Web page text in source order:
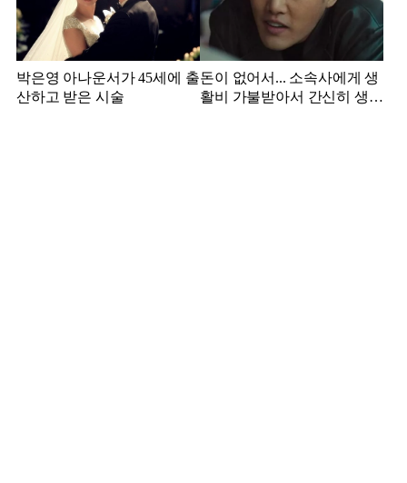
박은영 아나운서가 45세에 출
산하고 받은 시술
돈이 없어서... 소속사에게 생
활비 가불받아서 간신히 생활